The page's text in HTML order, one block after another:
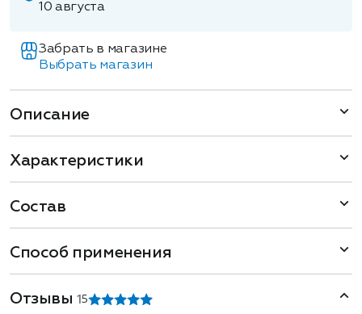
10 августа
Забрать в магазине
Выбрать магазин
Описание
Характеристики
Состав
Способ применения
Отзывы1 5